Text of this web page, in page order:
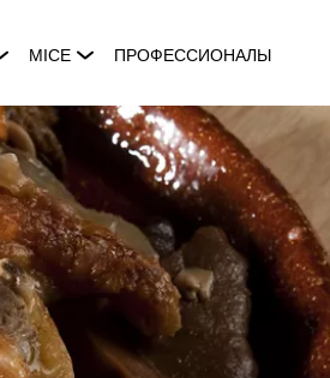
MICE ПРОФЕССИОНАЛЫ